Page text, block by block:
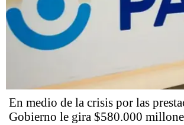
En medio de la crisis por las
Gobierno le gira $580.000